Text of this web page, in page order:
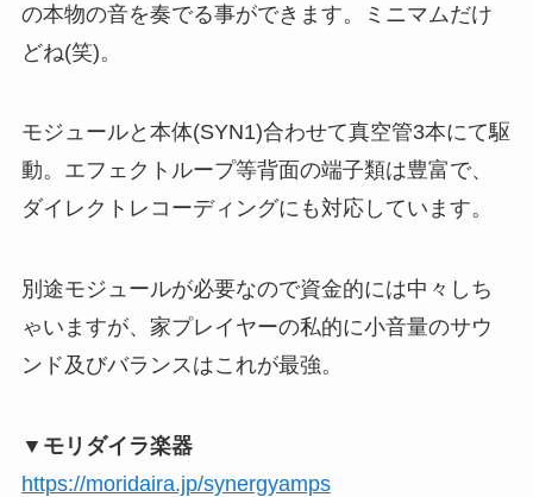
の本物の音を奏でる事ができます。ミニマムだけ
どね(笑)。
モジュールと本体(SYN1)合わせて真空管3本にて駆
動。エフェクトループ等背面の端子類は豊富で、
ダイレクトレコーディングにも対応しています。
別途モジュールが必要なので資金的には中々しち
ゃいますが、家プレイヤーの私的に小音量のサウ
ンド及びバランスはこれが最強。
▼モリダイラ楽器
https://moridaira.jp/synergyamps